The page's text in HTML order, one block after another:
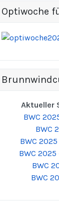
Optiwoche
Aktueller
BWC
BWC
BWC
BWC
BWC
BWC